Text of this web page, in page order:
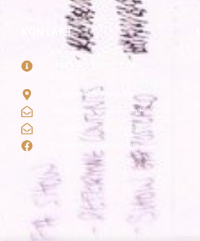
KONTAKT
NIE ZWLEKAJ
Strzelców 19/5 Kraków
info@redagowanie-prac.pl
redagowanieprac.pl@gmail.com
Facebook/redagowaniepracpl